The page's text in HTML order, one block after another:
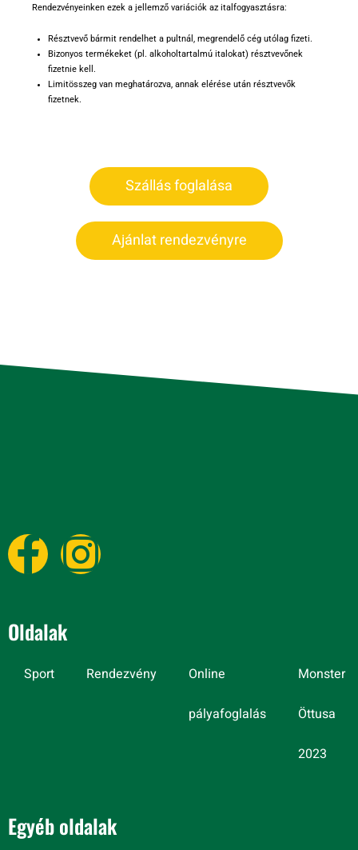
Rendezvényeinken ezek a jellemző variációk az italfogyasztásra:
Résztvevő bármit rendelhet a pultnál, megrendelő cég utólag fizeti.
Bizonyos termékeket (pl. alkoholtartalmú italokat) résztvevőnek
fizetnie kell.
Limitösszeg van meghatározva, annak elérése után résztvevők
fizetnek.
Szállás foglalása
Ajánlat rendezvényre
Oldalak
Sport Rendezvény Online
pályafoglalás
Monster
Öttusa
2023
Egyéb oldalak